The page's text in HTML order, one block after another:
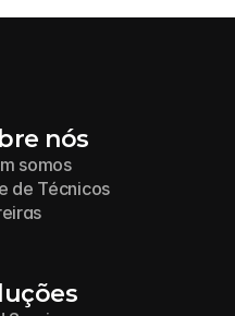
nós
somos
de Técnicos